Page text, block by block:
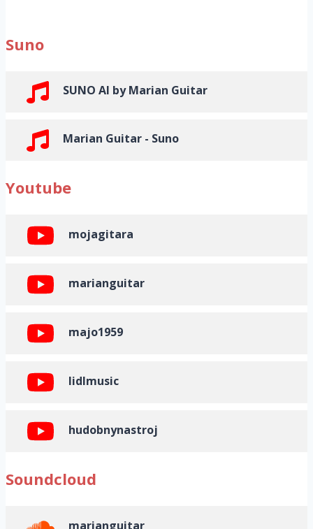
Suno
SUNO AI by Marian Guitar
Marian Guitar - Suno
Youtube
mojagitara
marianguitar
majo1959
lidlmusic
hudobnynastroj
Soundcloud
marianguitar